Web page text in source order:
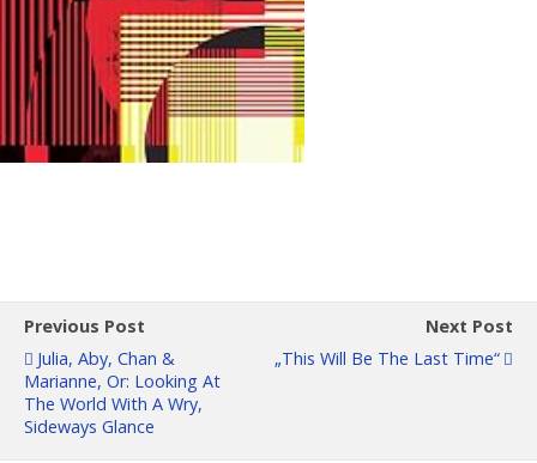
Previous Post
Julia, Aby, Chan &
Marianne, Or: Looking At
The World With A Wry,
Sideways Glance
Next Post
„This Will Be The Last Time“